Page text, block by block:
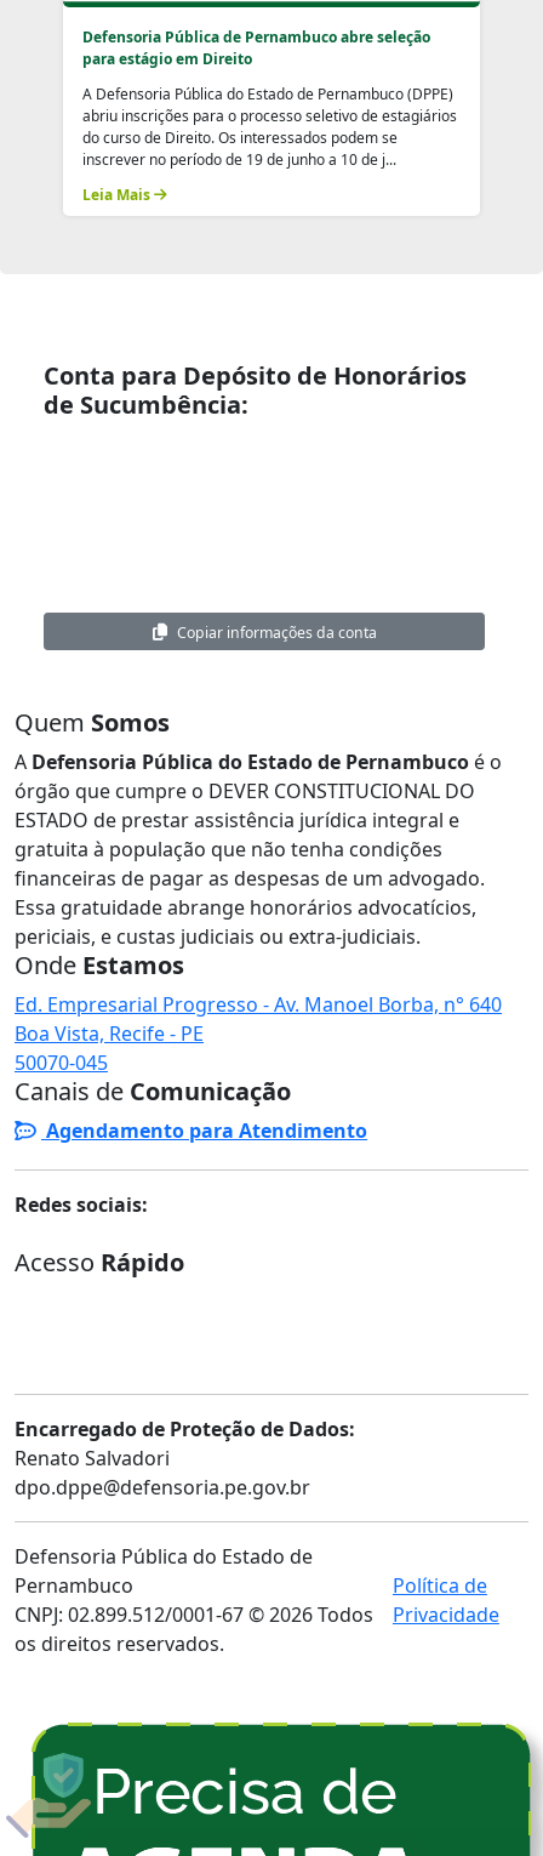
Defensoria Pública de Pernambuco abre seleção
para estágio em Direito
A Defensoria Pública do Estado de Pernambuco (DPPE)
abriu inscrições para o processo seletivo de estagiários
do curso de Direito. Os interessados podem se
inscrever no período de 19 de junho a 10 de j...
Leia Mais
Conta para Depósito de Honorários
de Sucumbência:
Copiar informações da conta
Quem Somos
A Defensoria Pública do Estado de Pernambuco é o
órgão que cumpre o DEVER CONSTITUCIONAL DO
ESTADO de prestar assistência jurídica integral e
gratuita à população que não tenha condições
financeiras de pagar as despesas de um advogado.
Essa gratuidade abrange honorários advocatícios,
periciais, e custas judiciais ou extra-judiciais.
Onde Estamos
Ed. Empresarial Progresso - Av. Manoel Borba, n° 640
Boa Vista, Recife - PE
50070-045
Canais de Comunicação
Agendamento para Atendimento
Redes sociais:
Acesso Rápido
Encarregado de Proteção de Dados:
Renato Salvadori
dpo.dppe@defensoria.pe.gov.br
Defensoria Pública do Estado de
Pernambuco
CNPJ: 02.899.512/0001-67 © 2026 Todos
os direitos reservados.
Política de
Privacidade